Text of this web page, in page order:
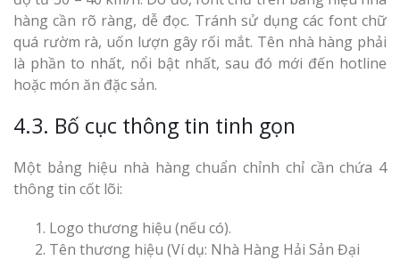
hàng cần rõ ràng, dễ đọc. Tránh sử dụng các font chữ
quá rườm rà, uốn lượn gây rối mắt. Tên nhà hàng phải
là phần to nhất, nổi bật nhất, sau đó mới đến hotline
hoặc món ăn đặc sản.
4.3. Bố cục thông tin tinh gọn
Một bảng hiệu nhà hàng chuẩn chỉnh chỉ cần chứa 4
thông tin cốt lõi:
Logo thương hiệu (nếu có).
Tên thương hiệu (Ví dụ: Nhà Hàng Hải Sản Đại